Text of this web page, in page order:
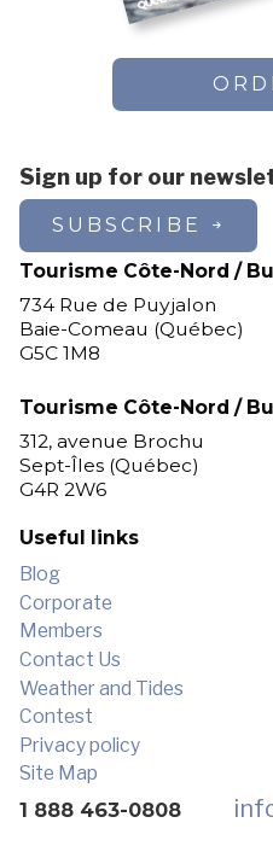
Sign up for our
SUBSCRIBE
Tourisme Côte-Nord /
734 Rue de Puyjalon
Baie-Comeau (Québec)
G5C 1M8
Tourisme Côte-Nord /
312, avenue Brochu
Sept-Îles (Québec)
G4R 2W6
Useful links
Blog
Corporate
Members
Contact Us
Weather and Tides
Contest
Privacy policy
Site Map
1 888 463-0808